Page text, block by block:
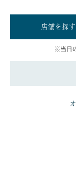
店舗を探す
※当日